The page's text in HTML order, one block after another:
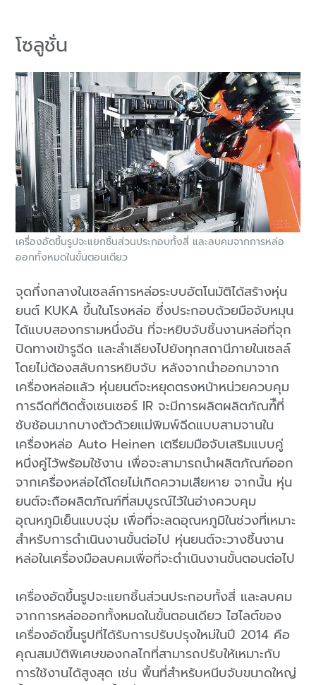
โซลูชั่น
จุดกึ่งกลางในเซลล์การหล่อระบบอัตโนมัติได้สร้างหุ่น
ยนต์ KUKA ขึ้นในโรงหล่อ ซึ่งประกอบด้วยมือจับหมุน
ได้แบบสองกรามหนึ่งอัน ที่จะหยิบจับชิ้นงานหล่อที่จุก
ปิดทางเข้ารูฉีด และลำเลียงไปยังทุกสถานีภายในเซลล์
โดยไม่ต้องสลับการหยิบจับ หลังจากนำออกมาจาก
เครื่องหล่อแล้ว หุ่นยนต์จะหยุดตรงหน้าหน่วยควบคุม
การฉีดที่ติดตั้งเซนเซอร์ IR จะมีการผลิตผลิตภัณฑ์ืที่
ซับซ้อนมากบางตัวด้วยแม่พิมพ์ฉีดแบบสามจานใน
เครื่องหล่อ Auto Heinen เตรียมมือจับเสริมแบบคู่
หนึ่งคู่ไว้พร้อมใช้งาน เพื่อจะสามารถนำผลิตภัณฑ์ออก
จากเครื่องหล่อได้โดยไม่เกิดความเสียหาย จากนั้น หุ่น
ยนต์จะถือผลิตภัณฑ์ที่สมบูรณ์ไว้ในอ่างควบคุม
อุณหภูมิเย็นแบบจุ่ม เพื่อที่จะลดอุณหภูมิในช่วงที่เหมาะ
สำหรับการดำเนินงานขั้นต่อไป หุ่นยนต์จะวางชิ้นงาน
หล่อในเครื่องมือลบคมเพื่อที่จะดำเนินงานขั้นตอนต่อไป
เครื่องอัดขึ้นรูปจะแยกชิ้นส่วนประกอบทั้งสี่ และลบคม
จากการหล่อออกทั้งหมดในขั้นตอนเดียว ไฮไลต์ของ
เครื่องอัดขึ้นรูปที่ได้รับการปรับปรุงใหม่ในปี 2014 คือ
คุณสมบัติพิเศษของกลไกที่สามารถปรับให้เหมาะกับ
การใช้งานได้สูงสุด เช่น พื้นที่สำหรับหนีบจับขนาดใหญ่
เครื่องอัดขึ้นรูปจะแยกชิ้นส่วนประกอบทั้งสี่ และลบคมจากการหล่อ
ออกทั้งหมดในขั้นตอนเดียว